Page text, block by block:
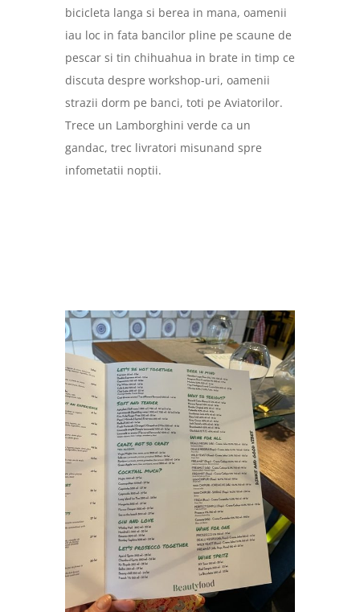
bicicleta langa si berea in mana, oamenii
iau loc in fata bancilor pline pe scaune de
pescar si tin chihuahua in brate in timp ce
discuta despre workshop-uri, oamenii
strazii dorm pe banci, toti pe Aviatorilor.
Trece un Lamborghini verde ca un
gandac, trec livratori misunand spre
infometatii noptii.